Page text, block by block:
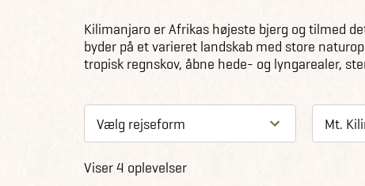
Kilimanjaro er Afrikas højeste bjerg og tilmed
byder på et varieret landskab med store
tropisk regnskov, åbne hede- og lyngarealer,
Viser 4 oplevelser